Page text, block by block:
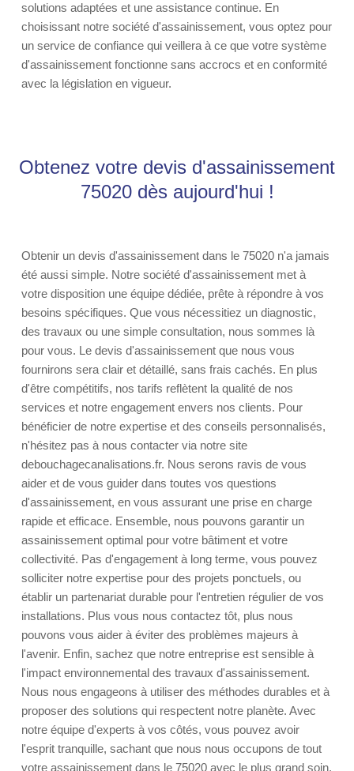
solutions adaptées et une assistance continue. En
choisissant notre société d'assainissement, vous optez pour
un service de confiance qui veillera à ce que votre système
d'assainissement fonctionne sans accrocs et en conformité
avec la législation en vigueur.
Obtenez votre devis d'assainissement
75020 dès aujourd'hui !
Obtenir un devis d'assainissement dans le 75020 n'a jamais
été aussi simple. Notre société d'assainissement met à
votre disposition une équipe dédiée, prête à répondre à vos
besoins spécifiques. Que vous nécessitiez un diagnostic,
des travaux ou une simple consultation, nous sommes là
pour vous. Le devis d'assainissement que nous vous
fournirons sera clair et détaillé, sans frais cachés. En plus
d'être compétitifs, nos tarifs reflètent la qualité de nos
services et notre engagement envers nos clients. Pour
bénéficier de notre expertise et des conseils personnalisés,
n'hésitez pas à nous contacter via notre site
debouchagecanalisations.fr. Nous serons ravis de vous
aider et de vous guider dans toutes vos questions
d'assainissement, en vous assurant une prise en charge
rapide et efficace. Ensemble, nous pouvons garantir un
assainissement optimal pour votre bâtiment et votre
collectivité. Pas d'engagement à long terme, vous pouvez
solliciter notre expertise pour des projets ponctuels, ou
établir un partenariat durable pour l'entretien régulier de vos
installations. Plus vous nous contactez tôt, plus nous
pouvons vous aider à éviter des problèmes majeurs à
l'avenir. Enfin, sachez que notre entreprise est sensible à
l'impact environnemental des travaux d'assainissement.
Nous nous engageons à utiliser des méthodes durables et à
proposer des solutions qui respectent notre planète. Avec
notre équipe d'experts à vos côtés, vous pouvez avoir
l'esprit tranquille, sachant que nous nous occupons de tout
votre assainissement dans le 75020 avec le plus grand soin.